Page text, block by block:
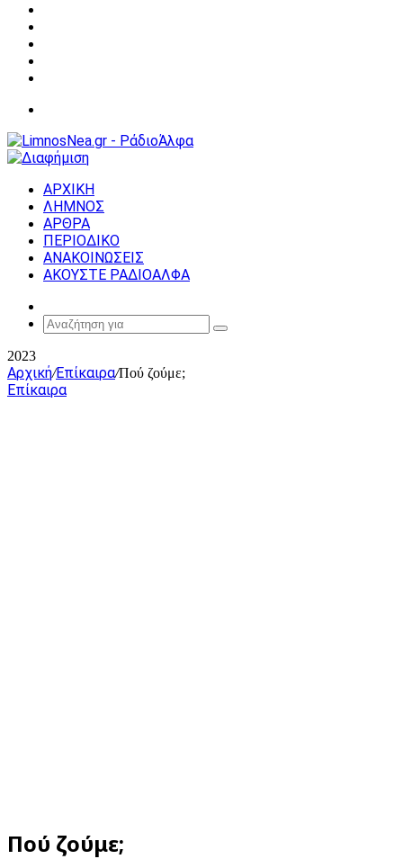
ΑΡΧΙΚΗ
ΛΗΜΝΟΣ
ΑΡΘΡΑ
ΠΕΡΙΟΔΙΚΟ
ΑΝΑΚΟΙΝΩΣΕΙΣ
ΑΚΟΥΣΤΕ ΡΑΔΙΟΑΛΦΑ
Article
Αναζήτηση
2023
Αρχική/Επίκαιρα/Πού ζούμε;
Επίκαιρα
Πού ζούμε;